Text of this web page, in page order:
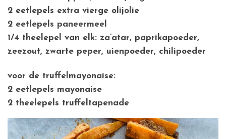
2 eetlepels extra vierge olijolie
2 eetlepels paneermeel
1/4 theelepel van elk: za’atar, paprikapoeder,
zeezout, zwarte peper, uienpoeder, chilipoeder
voor de truffelmayonaise:
2 eetlepels mayonaise
2 theelepels truffeltapenade